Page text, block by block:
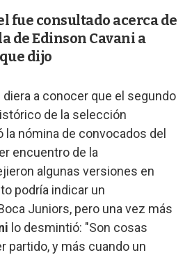
fue consultado acerca de
de Edinson Cavani a
dijo
a conocer que el segundo
de la selección
la nómina de convocados del
encuentro de la
algunas versiones en
podría indicar un
Juniors, pero una vez más
lo desmintió: "Son cosas
partido, y más cuando un